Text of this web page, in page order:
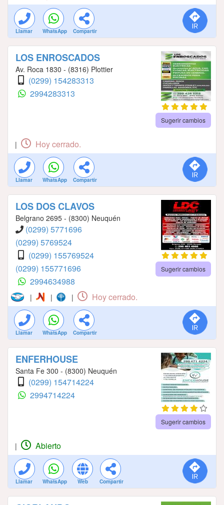
Llamar WhatsApp Compartir
LOS ENROSCADOS
Av. Roca 1830 - (8316) Plottier
(0299) 154283313
2994283313
Sugerir cambios
| Hoy cerrado.
Llamar WhatsApp Compartir
LOS DOS CLAVOS
Belgrano 2695 - (8300) Neuquén
(0299) 5771696
(0299) 5769524
(0299) 155769524
(0299) 155771696
2994634988
Sugerir cambios
| | | Hoy cerrado.
Llamar WhatsApp Compartir
ENFERHOUSE
Santa Fe 300 - (8300) Neuquén
(0299) 154714224
2994714224
Sugerir cambios
| Abierto
Llamar WhatsApp Web Compartir